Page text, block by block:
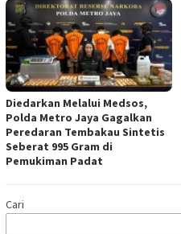
Diedarkan Melalui Medsos,
Polda Metro Jaya Gagalkan
Peredaran Tembakau Sintetis
Seberat 995 Gram di
Pemukiman Padat
Cari